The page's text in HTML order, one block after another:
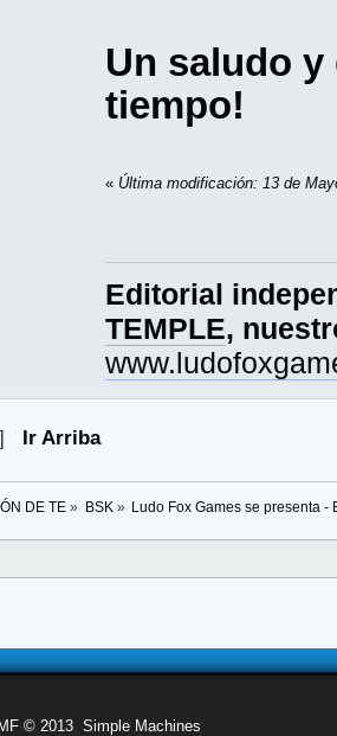
Un saludo
tiempo!
« Última modificación: 13 de
Editorial
TEMPLE,
] Ir Arriba
DE TE» BSK » Ludo Fox Games se presenta
© 2013 Simple Machines